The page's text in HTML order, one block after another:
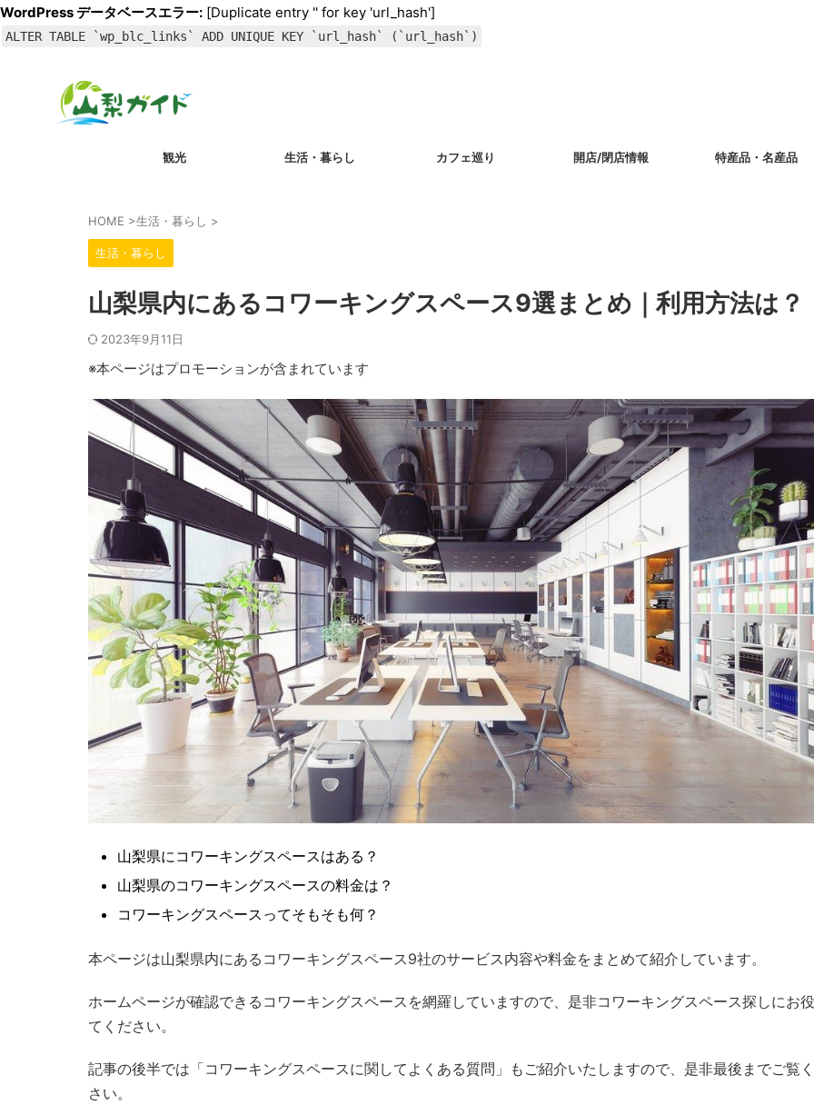
WordPress データベースエラー: [Duplicate entry '' for key 'url_hash']
ALTER TABLE `wp_blc_links` ADD UNIQUE KEY `url_hash` (`url_hash`)
観光 生活・暮らし カフェ巡り 開店/閉店情報 特産品・名産品
HOME >生活・暮らし >
生活・暮らし
山梨県内にあるコワーキングスペース9選まとめ｜利用方法は？
2023年9月11日
※本ページはプロモーションが含まれています
山梨県にコワーキングスペースはある？
山梨県のコワーキングスペースの料金は？
コワーキングスペースってそもそも何？
本ページは山梨県内にあるコワーキングスペース9社のサービス内容や料金をまとめて紹介しています。
ホームページが確認できるコワーキングスペースを網羅していますので、是非コワーキングスペース探しにお
てください。
記事の後半では「コワーキングスペースに関してよくある質問」もご紹介いたしますので、是非最後までご覧
さい。